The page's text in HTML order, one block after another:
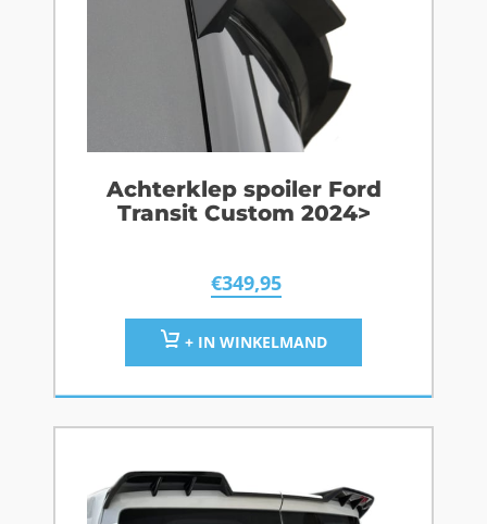
Achterklep spoiler Ford
Transit Custom 2024>
€349,95
+ IN WINKELMAND